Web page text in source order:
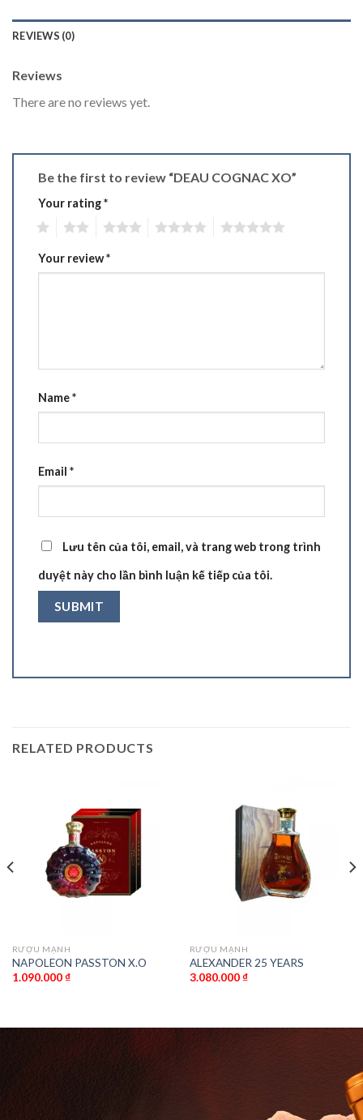
REVIEWS (0)
Reviews
There are no reviews yet.
Be the first to review “DEAU COGNAC XO”
Your rating*
Your review*
Name*
Email *
Lưu tên của tôi, email, và trang web trong trình
duyệt này cho lần bình luận kế tiếp của tôi.
RELATED PRODUCTS
RƯỢU MẠNH
NAPOLEON PASSTON X.O
1.090.000₫
RƯỢU MẠNH
ALEXANDER 25 YEARS
3.080.000₫